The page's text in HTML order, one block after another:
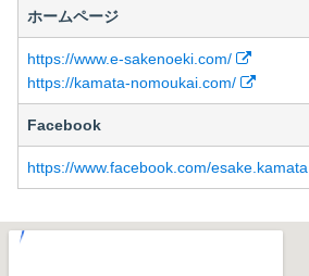
ホームページ
https://www.e-sakenoeki.com/
https://kamata-nomoukai.com/
Facebook
https://www.facebook.com/esake.kamata